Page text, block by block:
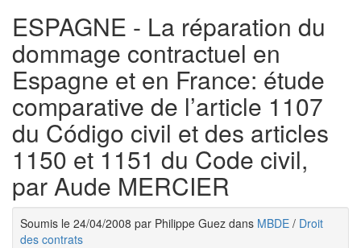
ESPAGNE - La réparation du
dommage contractuel en
Espagne et en France: étude
comparative de l’article 1107
du Código civil et des articles
1150 et 1151 du Code civil,
par Aude MERCIER
Soumis le 24/04/2008 par Philippe Guez dans MBDE / Droit
des contrats